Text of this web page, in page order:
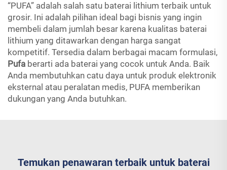
“PUFA” adalah salah satu baterai lithium terbaik untuk
grosir. Ini adalah pilihan ideal bagi bisnis yang ingin
membeli dalam jumlah besar karena kualitas baterai
lithium yang ditawarkan dengan harga sangat
kompetitif. Tersedia dalam berbagai macam formulasi,
Pufa berarti ada baterai yang cocok untuk Anda. Baik
Anda membutuhkan catu daya untuk produk elektronik
eksternal atau peralatan medis, PUFA memberikan
dukungan yang Anda butuhkan.
Temukan penawaran terbaik untuk baterai